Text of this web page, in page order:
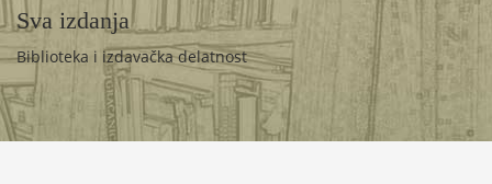
Sva izdanja
Biblioteka i izdavačka delatnost